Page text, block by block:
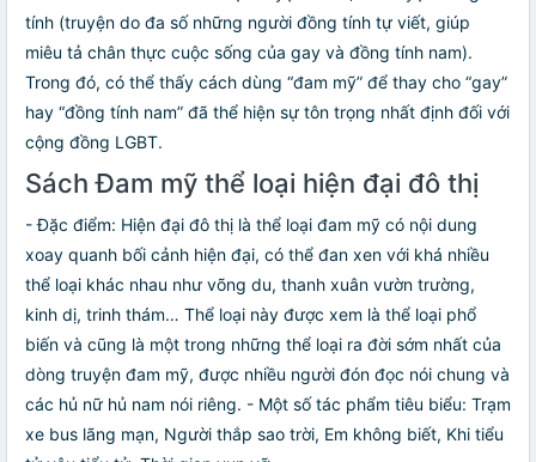
tính (truyện do đa số những người đồng tính tự viết, giúp
miêu tả chân thực cuộc sống của gay và đồng tính nam).
Trong đó, có thể thấy cách dùng “đam mỹ” để thay cho “gay”
hay “đồng tính nam” đã thể hiện sự tôn trọng nhất định đối với
cộng đồng LGBT.
Sách Đam mỹ thể loại hiện đại đô thị
- Đặc điểm: Hiện đại đô thị là thể loại đam mỹ có nội dung
xoay quanh bối cảnh hiện đại, có thể đan xen với khá nhiều
thể loại khác nhau như võng du, thanh xuân vườn trường,
kinh dị, trinh thám… Thể loại này được xem là thể loại phổ
biến và cũng là một trong những thể loại ra đời sớm nhất của
dòng truyện đam mỹ, được nhiều người đón đọc nói chung và
các hủ nữ hủ nam nói riêng. - Một số tác phẩm tiêu biểu: Trạm
xe bus lãng mạn, Người thắp sao trời, Em không biết, Khi tiểu